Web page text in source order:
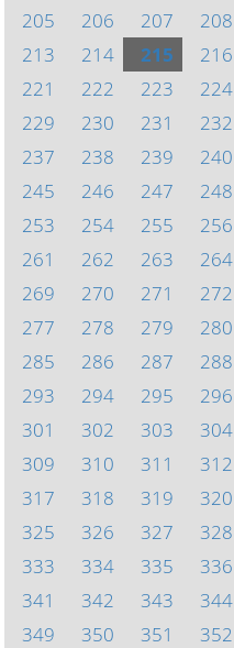
205
206 207 208
213
214 215 216
221
222 223 224
229
230 231 232
237
238 239 240
245
246 247 248
253
254 255 256
261
262 263 264
269
270 271 272
277
278 279 280
285
286 287 288
293
294 295 296
301
302 303 304
309
310 311 312
317
318 319 320
325
326 327 328
333
334 335 336
341
342 343 344
349
350 351 352